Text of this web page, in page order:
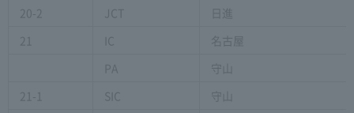
20-2
JCT
日進
21
IC
名古屋
PA
守山
21-1
SIC 守山